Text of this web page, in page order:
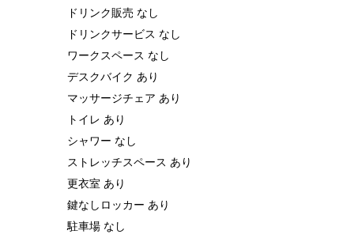
ドリンク販売 なし
ドリンクサービス なし
ワークスペース なし
デスクバイク あり
マッサージチェア あり
トイレ あり
シャワー なし
ストレッチスペース あり
更衣室 あり
鍵なしロッカー あり
駐車場 なし